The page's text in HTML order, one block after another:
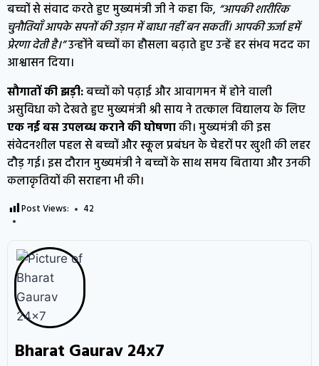
बच्चों से संवाद करते हुए मुख्यमंत्री जी ने कहा कि, “आपकी शारीरिक
चुनौतियाँ आपके सपनों की उड़ान में बाधा नहीं बन सकतीं। आपकी ऊर्जा हमें
प्रेरणा देती है।”उन्होंने बच्चों का हौसला बढ़ाते हुए उन्हें हर संभव मदद का
आश्वासन दिया।
सौगातों की झड़ी:बच्चों को पढ़ाई और आवागमन में होने वाली
असुविधा को देखते हुए मुख्यमंत्री श्री साय ने तत्काल विद्यालय के लिए
एक नई बस उपलब्ध कराने की घोषणाकी। मुख्यमंत्री की इस
संवेदनशील पहल से बच्चों और स्कूल प्रबंधन के चेहरों पर खुशी की लहर
दौड़ गई। इस दौरान मुख्यमंत्री ने बच्चों के साथ समय बिताया और उनकी
कलाकृतियों की सराहना भी की।
Post Views: 42
Bharat Gaurav 24x7